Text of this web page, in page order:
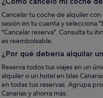
Cancelar tu coche de alquiler
sesión en tu cuenta y selecciona
"Cancelar reserva". Consulta tu
es reembolsable.
¿Por qué debería alquilar
Reserva todos tus viajes en un
alquiler o un hotel en Islas
en todas tus reservas. Agrupa
Canarias y ahorra más.